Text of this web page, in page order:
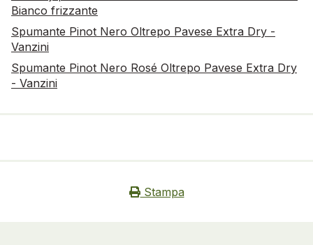
Bianco frizzante
Spumante Pinot Nero Oltrepo Pavese Extra Dry -
Vanzini
Spumante Pinot Nero Rosé Oltrepo Pavese Extra Dry
- Vanzini
Stampa